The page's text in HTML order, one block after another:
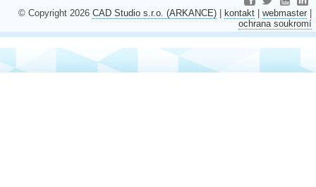
© Copyright 2026 CAD Studio s.r.o. (ARKANCE) kontakt webmaster
ochrana soukromí